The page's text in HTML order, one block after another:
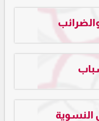
النسوية